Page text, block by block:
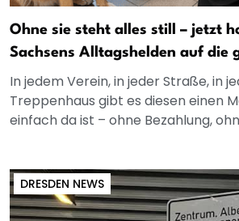
Ohne sie steht alles still – jetzt
Sachsens Alltagshelden auf die
In jedem Verein, in jeder Straße, in
Treppenhaus gibt es diesen einen
einfach da ist – ohne Bezahlung,
DRESDEN NEWS